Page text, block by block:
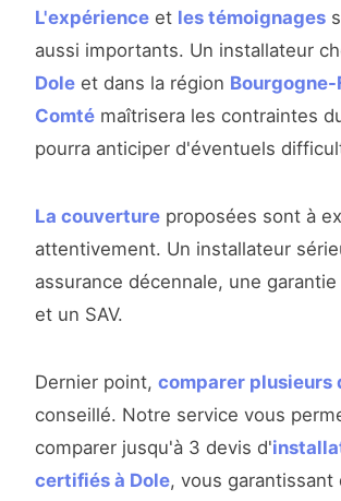
L'expérience et les témoignages
aussi importants. Un installateur
Dole et dans la région
Comté maîtrisera les contraintes
pourra anticiper d'éventuels
La couverture proposées sont à
attentivement. Un installateur
assurance décennale, une
et un SAV.
Dernier point, comparer plusieurs
conseillé. Notre service vous
comparer jusqu'à 3 devis d'
certifiés à Dole, vous garantissant